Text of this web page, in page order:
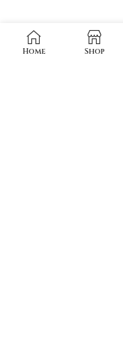
Home Shop